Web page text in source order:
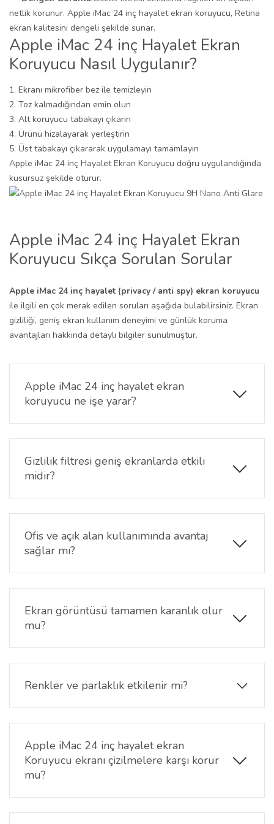
netlik korunur. Apple iMac 24 inç hayalet ekran koruyucu, Retina
ekran kalitesini dengeli şekilde sunar.
Apple iMac 24 inç Hayalet Ekran
Koruyucu Nasıl Uygulanır?
Ekranı mikrofiber bez ile temizleyin
Toz kalmadığından emin olun
Alt koruyucu tabakayı çıkarın
Ürünü hizalayarak yerleştirin
Üst tabakayı çıkararak uygulamayı tamamlayın
Apple iMac 24 inç Hayalet Ekran Koruyucu doğru uygulandığında
kusursuz şekilde oturur.
Apple iMac 24 inç Hayalet Ekran
Koruyucu Sıkça Sorulan Sorular
Apple iMac 24 inç hayalet (privacy / anti spy) ekran koruyucu
ile ilgili en çok merak edilen soruları aşağıda bulabilirsiniz. Ekran
gizliliği, geniş ekran kullanım deneyimi ve günlük koruma
avantajları hakkında detaylı bilgiler sunulmuştur.
Apple iMac 24 inç hayalet ekran
koruyucu ne işe yarar?
Hayalet ekran koruyucu, ekranın yalnızca karşıdan
bakıldığında net görünmesini sağlar. Yan açılardan
bakıldığında görüntü karartılarak gizlilik sunar.
Gizlilik filtresi geniş ekranlarda etkili
midir?
Evet. Geniş ekran yapısına rağmen görüş açısını
daraltarak ekran içeriğinin yan açılardan
görünmesini engeller ve gizliliği korur.
Ofis ve açık alan kullanımında avantaj
sağlar mı?
Evet. Ofis ortamı, ortak çalışma alanları ve açık alan
kullanımlarında ekranın başkaları tarafından
görülmesini zorlaştırarak güvenli kullanım sağlar.
Ekran görüntüsü tamamen karanlık olur
mu?
Hayır. Karşıdan bakıldığında ekran netliğini korur.
Sadece yan açılarda görüntü koyulaşarak
görünürlük sınırlandırılır.
Renkler ve parlaklık etkilenir mi?
Karşıdan kullanımda ekranın renk dengesi korunur.
Gizlilik filtresi yalnızca görüş açısını daraltarak
çalışır.
Apple iMac 24 inç hayalet ekran
Koruyucu ekranı çizilmelere karşı korur
mu?
Evet. Günlük kullanımda oluşabilecek çizik,
sürtünme ve yüzey temaslarına karşı ekranı